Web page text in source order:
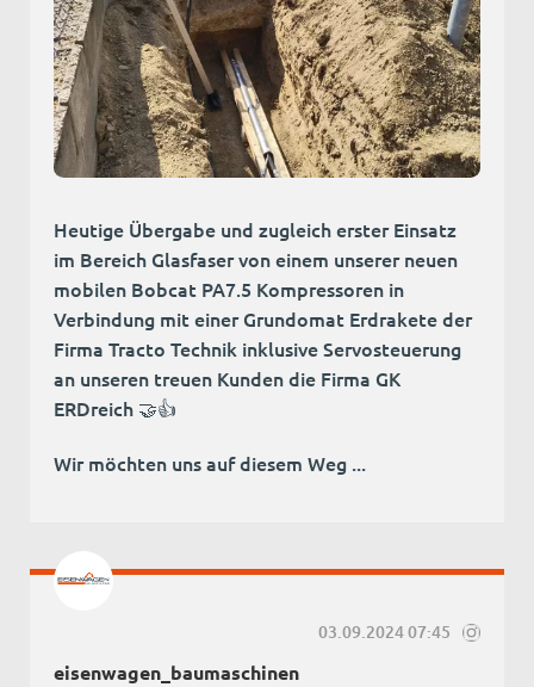
Heutige Übergabe und zugleich erster Einsatz
im Bereich Glasfaser von einem unserer neuen
mobilen Bobcat PA7.5 Kompressoren in
Verbindung mit einer Grundomat Erdrakete der
Firma Tracto Technik inklusive Servosteuerung
an unseren treuen Kunden die Firma GK
ERDreich 🤝👍
Wir möchten uns auf diesem Weg ...
03.09.2024 07:45
eisenwagen_baumaschinen